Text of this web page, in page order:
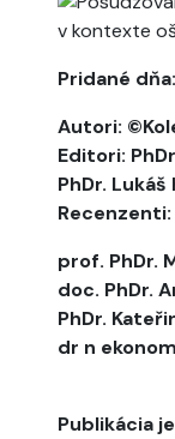
Pridané
Autori:
Editori:
PhDr. Lukáš
Recenzenti:
prof. PhDr.
doc. PhDr.
PhDr.
dr n
Publikácia